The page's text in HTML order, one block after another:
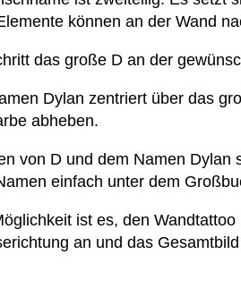
können an der Wand
das große D an der
Dylan zentriert über das
abheben.
von D und dem Namen
einfach unter dem
ist es, den
an und das